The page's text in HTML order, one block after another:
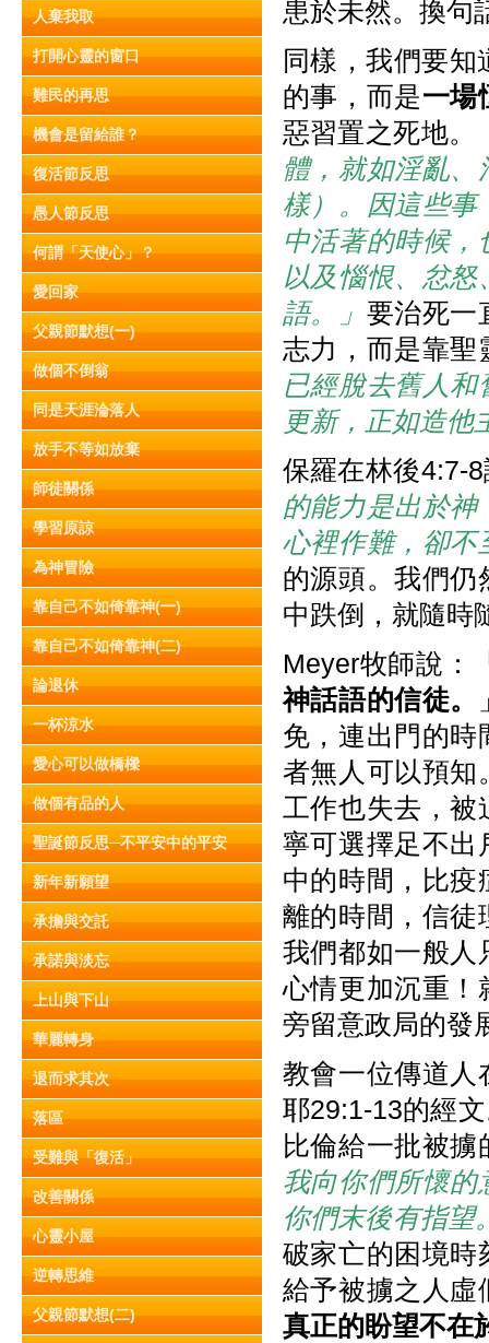
人棄我取
打開心靈的窗口
難民的再思
機會是留給誰？
復活節反思
愚人節反思
何謂「天使心」？
愛回家
父親節默想(一)
做個不倒翁
同是天涯淪落人
放手不等如放棄
師徒關係
學習原諒
為神冒險
靠自己不如倚靠神(一)
靠自己不如倚靠神(二)
論退休
一杯涼水
愛心可以做橋樑
做個有品的人
聖誕節反思─不平安中的平安
新年新願望
承擔與交託
承諾與淡忘
上山與下山
華麗轉身
退而求其次
落區
受難與「復活」
改善關係
心靈小屋
逆轉思維
父親節默想(二)
患於未然。換句
同樣，我們要
的事，而是一場
惡習置之死地。
體，就如淫亂
樣）。因這些事
中活著的時候
以及惱恨、忿
語。」 要治死一
志力，而是靠聖
已經脫去舊人
更新，正如造他
保羅在林後4:7-
的能力是出於
心裡作難，卻不
的源頭。我們仍
中跌倒，就隨時
Meyer牧師說：
神話語的信徒。
免，連出門的時
者無人可以預知
工作也失去，被
寧可選擇足不出
中的時間，比疫
離的時間，信徒
我們都如一般人
心情更加沉重！
旁留意政局的發
教會一位傳道人
耶29:1-13的經
比倫給一批被
我向你們所懷的
你們末後有指望
破家亡的困境時
給予被擄之人虛
真正的盼望不在